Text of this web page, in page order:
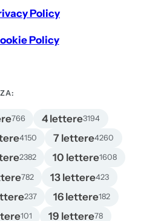
Policy
Policy
766 4 lettere3194
4150 7 lettere4260
2382 10 lettere1608
782 13 lettere423
237 16 lettere182
101 19 lettere78